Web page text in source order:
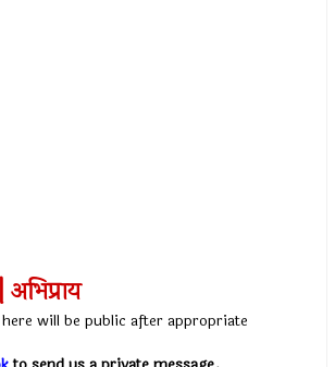
will be public after appropriate